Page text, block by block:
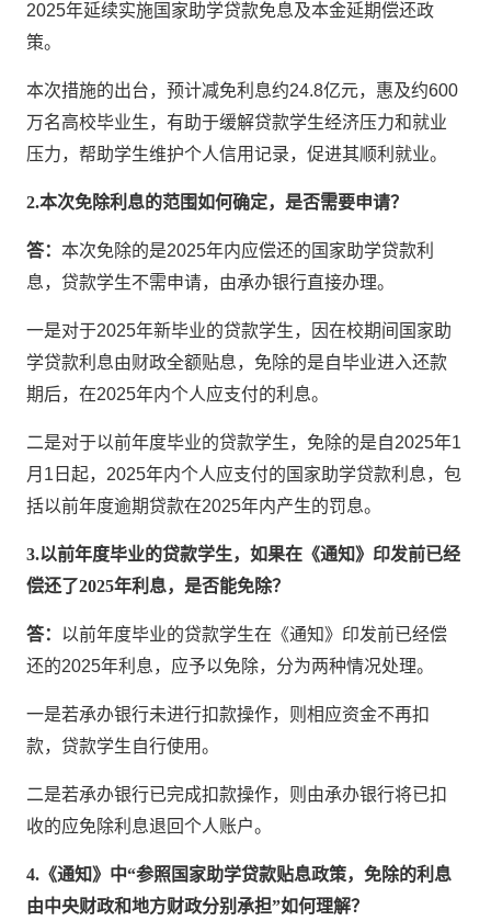
2025年延续实施国家助学贷款免息及本金延期偿还政
策。
本次措施的出台，预计减免利息约24.8亿元，惠及约600
万名高校毕业生，有助于缓解贷款学生经济压力和就业
压力，帮助学生维护个人信用记录，促进其顺利就业。
2.本次免除利息的范围如何确定，是否需要申请？
答：本次免除的是2025年内应偿还的国家助学贷款利
息，贷款学生不需申请，由承办银行直接办理。
一是对于2025年新毕业的贷款学生，因在校期间国家助
学贷款利息由财政全额贴息，免除的是自毕业进入还款
期后，在2025年内个人应支付的利息。
二是对于以前年度毕业的贷款学生，免除的是自2025年1
月1日起，2025年内个人应支付的国家助学贷款利息，包
括以前年度逾期贷款在2025年内产生的罚息。
3.以前年度毕业的贷款学生，如果在《通知》印发前已经
偿还了2025年利息，是否能免除？
答： 以前年度毕业的贷款学生在《通知》印发前已经偿
还的2025年利息，应予以免除，分为两种情况处理。
一是若承办银行未进行扣款操作，则相应资金不再扣
款，贷款学生自行使用。
二是若承办银行已完成扣款操作，则由承办银行将已扣
收的应免除利息退回个人账户。
4.《通知》中“参照国家助学贷款贴息政策，免除的利息
由中央财政和地方财政分别承担”如何理解？